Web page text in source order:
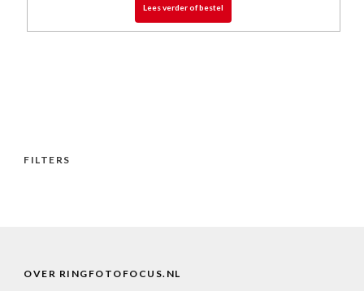
Lees verder of bestel
FILTERS
OVER RINGFOTOFOCUS.NL